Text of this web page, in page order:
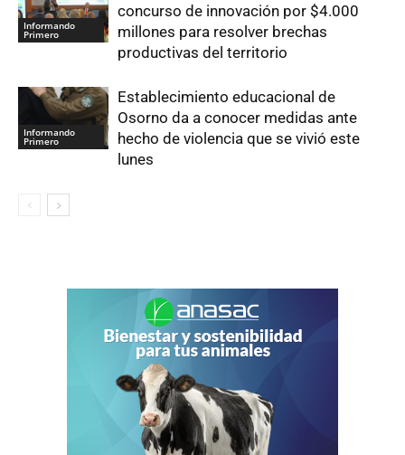
Informando
Primero
concurso de innovación por $4.000
millones para resolver brechas
productivas del territorio
Informando
Primero
Establecimiento educacional de
Osorno da a conocer medidas ante
hecho de violencia que se vivió este
lunes